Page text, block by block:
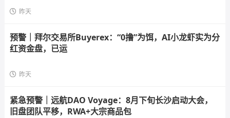
昨天
预警｜拜尔交易所Buyerex：“0撸”为饵，AI小龙虾实为分
红资金盘，已运
昨天
紧急预警｜远航DAO Voyage：8月下旬长沙启动大会，
旧盘团队平移，RWA+大宗商品包